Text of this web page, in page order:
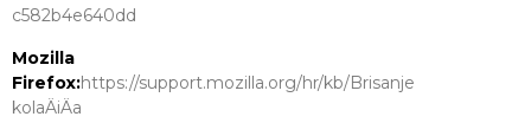
c582b4e640dd
Mozilla
Firefox:https://support.mozilla.org/hr/kb/Brisanje
kolaÄiÄa